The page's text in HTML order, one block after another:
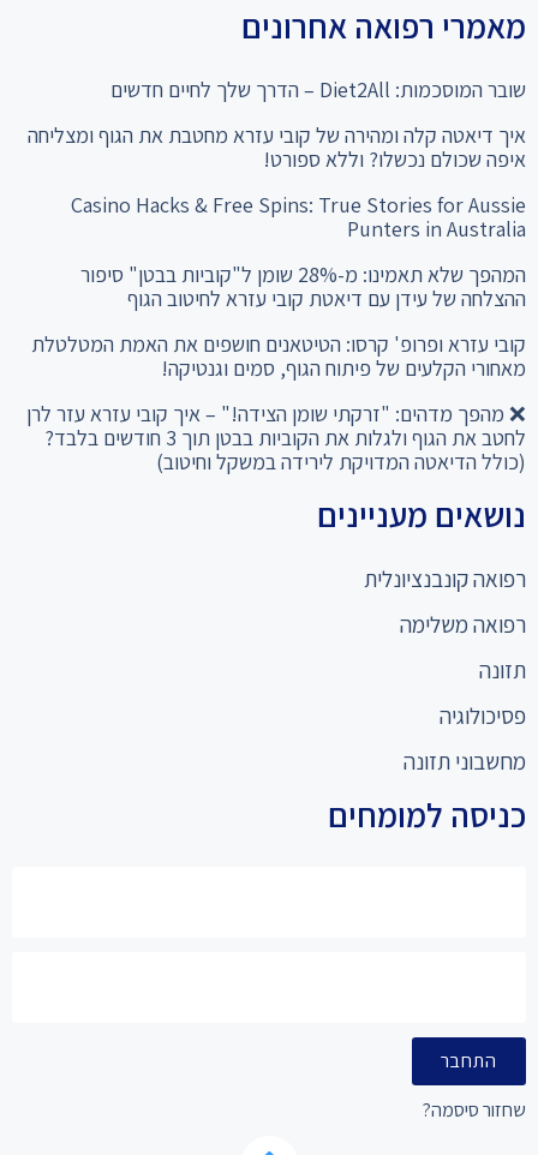
מאמרי רפואה אחרונים
שובר המוסכמות: Diet2All – הדרך שלך לחיים חדשים
איך דיאטה קלה ומהירה של קובי עזרא מחטבת את הגוף ומצליחה
איפה שכולם נכשלו? וללא ספורט!
Casino Hacks & Free Spins: True Stories for Aussie
Punters in Australia
המהפך שלא תאמינו: מ-28% שומן ל"קוביות בבטן" סיפור
ההצלחה של עידן עם דיאטת קובי עזרא לחיטוב הגוף
קובי עזרא ופרופ' קרסו: הטיטאנים חושפים את האמת המטלטלת
מאחורי הקלעים של פיתוח הגוף, סמים וגנטיקה!
❌ מהפך מדהים: "זרקתי שומן הצידה!" – איך קובי עזרא עזר לרן
לחטב את הגוף ולגלות את הקוביות בבטן תוך 3 חודשים בלבד?
(כולל הדיאטה המדויקת לירידה במשקל וחיטוב)
נושאים מעניינים
רפואה קונבנציונלית
רפואה משלימה
תזונה
פסיכולוגיה
מחשבוני תזונה
כניסה למומחים
התחבר
שחזור סיסמה?